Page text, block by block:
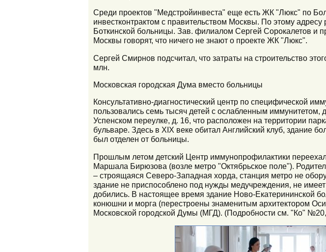
Среди проектов "Медстройинвеста" еще есть ЖК "Люкс" по
инвестконтрактом с правительством Москвы. По этому
Боткинской больницы. Зав. филиалом Сергей Сорокалетов и
Москвы говорят, что ничего не знают о проекте ЖК "Люкс".
Сергей Смирнов подсчитал, что затраты на строительство
млн.
Московская городская Дума вместо больницы
Консультативно-диагностический центр по специфической
пользовались семь тысяч детей с ослабленным иммунитетом,
Успенском переулке, д. 16, что расположен на территории
бульваре. Здесь в XIX веке обитал Английский клуб, здание
был отделен от больницы.
Прошлым летом детский Центр иммунопрофилактики
Маршала Бирюзова (возле метро "Октябрьское поле").
– строящаяся Северо-Западная хорда, станция метро не
здание не приспособлено под нужды медучреждения, не
добились. В настоящее время здание Ново-Екатерининской
конюшни и морга (перестроены знаменитым архитектором
Московской городской Думы (МГД). (Подробности см. "Ко" №20,